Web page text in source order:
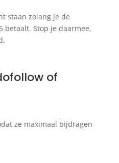
staan zolang je de
betaalt. Stop je daarmee,
of
ze maximaal bijdragen